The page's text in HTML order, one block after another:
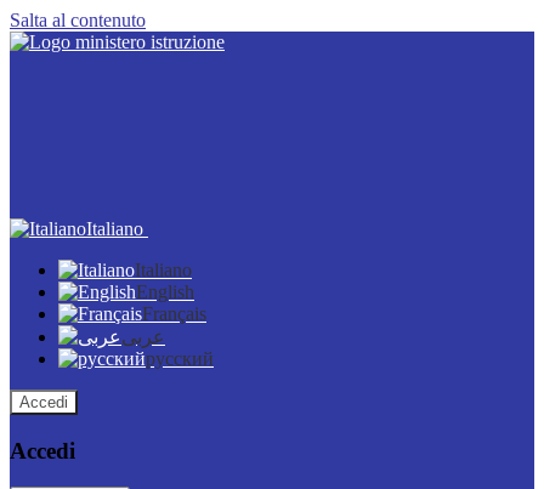
Salta al contenuto
Italiano
Italiano
English
Français
عربى
русский
Accedi
Accedi